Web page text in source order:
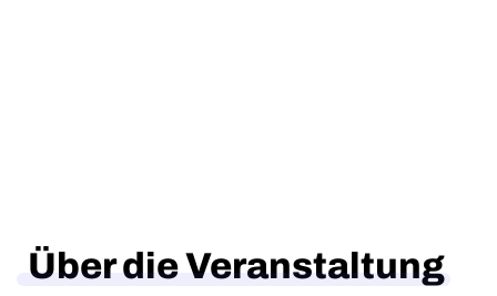
Über die Veranstaltung